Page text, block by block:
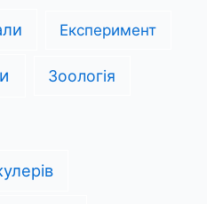
Експеримент
Зоологія